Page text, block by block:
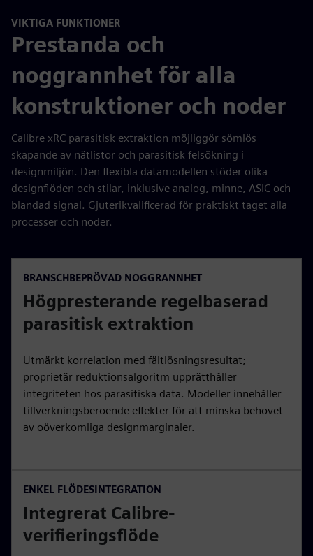
VIKTIGA FUNKTIONER
Prestanda och
noggrannhet för alla
konstruktioner och noder
Calibre xRC parasitisk extraktion möjliggör sömlös
skapande av nätlistor och parasitisk felsökning i
designmiljön. Den flexibla datamodellen stöder olika
designflöden och stilar, inklusive analog, minne, ASIC och
blandad signal. Gjuterikvalificerad för praktiskt taget alla
processer och noder.
BRANSCHBEPRÖVAD NOGGRANNHET
Högpresterande regelbaserad
parasitisk extraktion
Utmärkt korrelation med fältlösningsresultat;
proprietär reduktionsalgoritm upprätthåller
integriteten hos parasitiska data. Modeller innehåller
tillverkningsberoende effekter för att minska behovet
av oöverkomliga designmarginaler.
ENKEL FLÖDESINTEGRATION
Integrerat Calibre-
verifieringsflöde